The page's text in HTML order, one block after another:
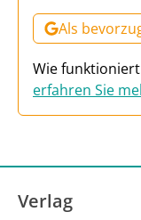
Als
Wie funktioniert
erfahren Sie
Verlag